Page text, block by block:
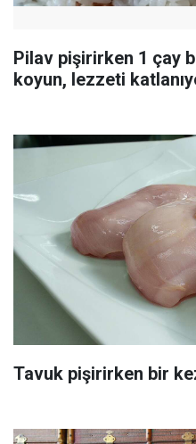
Pilav pişirirken 1 çay
koyun, lezzeti
Tavuk pişirirken bir